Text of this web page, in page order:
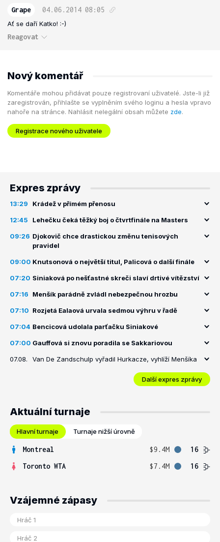
Grape 04.06.2014 08:05
Ať se daří Katko! :-)
Reagovat
Nový komentář
Komentáře mohou přidávat pouze registrovaní uživatelé. Jste-li již
zaregistrován, přihlašte se vyplněním svého loginu a hesla vpravo
nahoře na stránce. Nahlásit nelegální obsah můžete zde.
Registrace nového uživatele
Expres zprávy
13:29 Krádež v přímém přenosu
12:45 Lehečku čeká těžký boj o čtvrtfinále na Masters
09:26 Djokovič chce drastickou změnu tenisových
pravidel
09:00 Knutsonová o největší titul, Palicová o další finále
07:20 Siniaková po nešťastné skreči slaví drtivé vítězství
07:16 Menšík parádně zvládl nebezpečnou hrozbu
07:10 Rozjetá Ealaová urvala sedmou výhru v řadě
07:04 Bencicová udolala parťačku Siniakové
07:00 Gauffová si znovu poradila se Sakkariovou
07.08. Van De Zandschulp vyřadil Hurkacze, vyhlíží Menšíka
Další expres zprávy
Aktuální turnaje
Hlavní turnaje Turnaje nižší úrovně
Montreal $9.4M
16
Toronto WTA
$7.4M 16
Vzájemné zápasy